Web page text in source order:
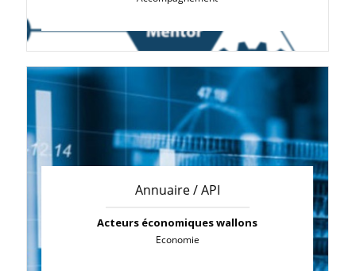
Annuaire / API
Acteurs économiques wallons
Economie